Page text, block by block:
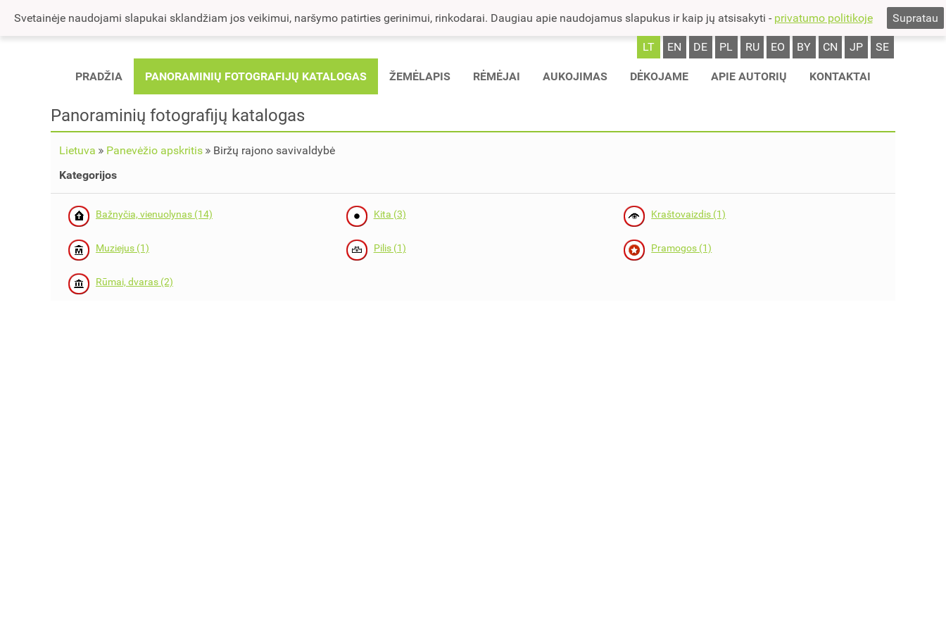
Svetainėje naudojami slapukai sklandžiam jos veikimui, naršymo patirties gerinimui, rinkodarai. Daugiau apie naudojamus slapukus ir kaip jų atsisakyti - privatumo politikoje Supratau
LT EN DE PL RU EO BY CN JP SE
PRADŽIA PANORAMINIŲ FOTOGRAFIJŲ KATALOGAS ŽEMĖLAPIS RĖMĖJAI AUKOJIMAS DĖKOJAME APIE AUTORIŲ KONTAKTAI
Panoraminių fotografijų katalogas
Lietuva Panevėžio apskritis
Biržų rajono savivaldybė
Kategorijos
Bažnyčia, vienuolynas (14) Kita (3) Kraštovaizdis (1)
Muziejus (1) Pilis (1) Pramogos (1)
Rūmai, dvaras (2)